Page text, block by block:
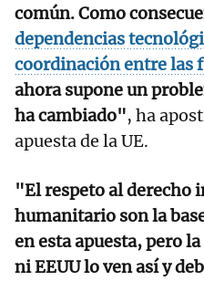
común. Como
dependencias
coordinación entre las
ahora supone un
ha cambiado", ha
apuesta de la UE.
"El respeto al derecho
humanitario son la
en esta apuesta, pero
ni EEUU lo ven así y